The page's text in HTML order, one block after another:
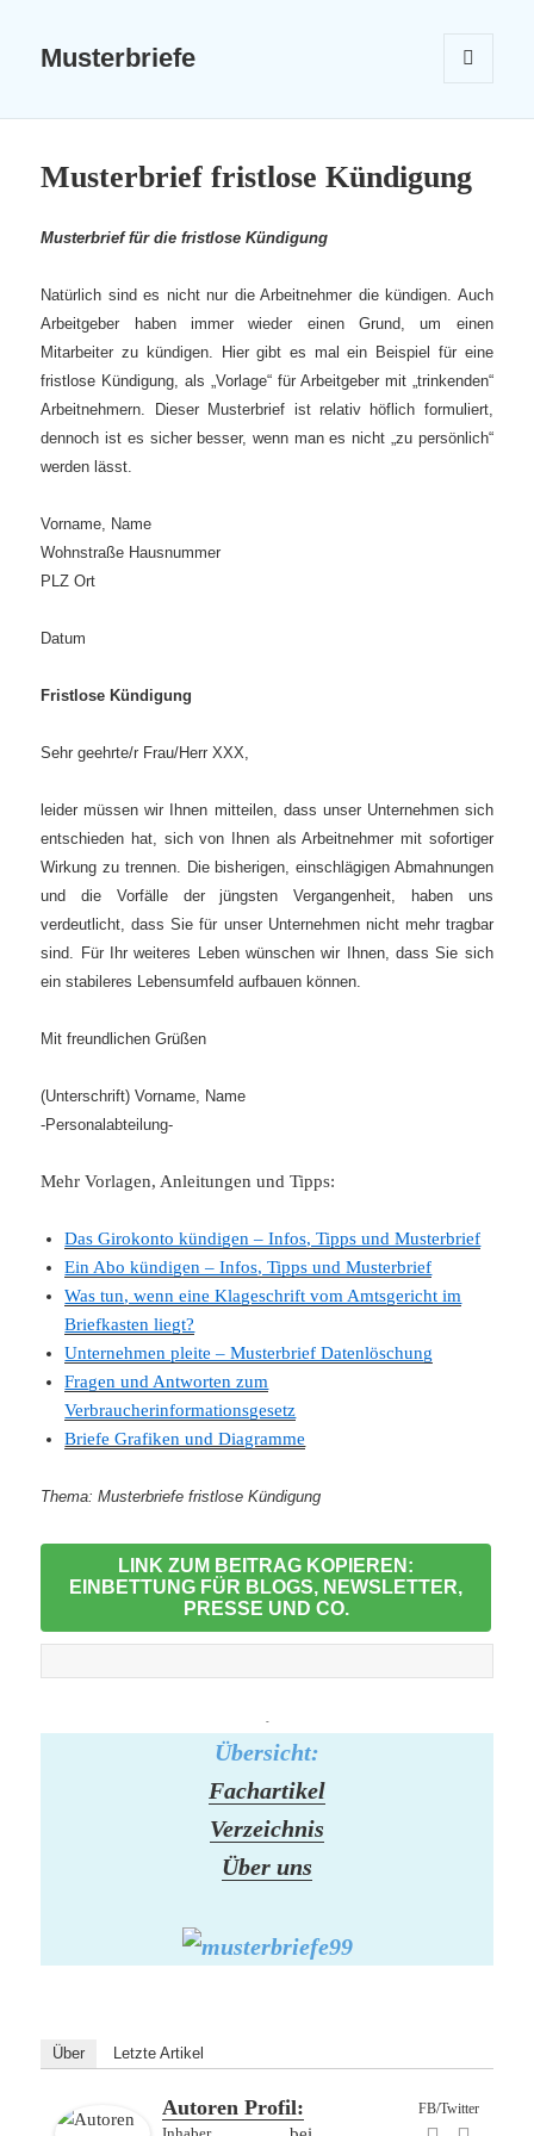
Musterbriefe
WIDGETS
Musterbrief fristlose Kündigung
Musterbrief für die fristlose Kündigung
Natürlich sind es nicht nur die Arbeitnehmer die kündigen. Auch
Arbeitgeber haben immer wieder einen Grund, um einen
Mitarbeiter zu kündigen. Hier gibt es mal ein Beispiel für eine
fristlose Kündigung, als „Vorlage“ für Arbeitgeber mit „trinkenden“
Arbeitnehmern. Dieser Musterbrief ist relativ höflich formuliert,
dennoch ist es sicher besser, wenn man es nicht „zu persönlich“
werden lässt.
Vorname, Name
Wohnstraße Hausnummer
PLZ Ort
Datum
Fristlose Kündigung
Sehr geehrte/r Frau/Herr XXX,
leider müssen wir Ihnen mitteilen, dass unser Unternehmen sich
entschieden hat, sich von Ihnen als Arbeitnehmer mit sofortiger
Wirkung zu trennen. Die bisherigen, einschlägigen Abmahnungen
und die Vorfälle der jüngsten Vergangenheit, haben uns
verdeutlicht, dass Sie für unser Unternehmen nicht mehr tragbar
sind. Für Ihr weiteres Leben wünschen wir Ihnen, dass Sie sich
ein stabileres Lebensumfeld aufbauen können.
Mit freundlichen Grüßen
(Unterschrift) Vorname, Name
-Personalabteilung-
Mehr Vorlagen, Anleitungen und Tipps:
Das Girokonto kündigen – Infos, Tipps und Musterbrief
Ein Abo kündigen – Infos, Tipps und Musterbrief
Was tun, wenn eine Klageschrift vom Amtsgericht im
Briefkasten liegt?
Unternehmen pleite – Musterbrief Datenlöschung
Fragen und Antworten zum
Verbraucherinformationsgesetz
Briefe Grafiken und Diagramme
Thema: Musterbriefe fristlose Kündigung
LINK ZUM BEITRAG KOPIEREN:
EINBETTUNG FÜR BLOGS, NEWSLETTER,
PRESSE UND CO.
-
Übersicht:
Fachartikel
Verzeichnis
Über uns
Über Letzte Artikel
FB/Twitter
Autoren Profil: